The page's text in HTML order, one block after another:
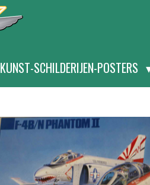
KUNST-SCHILDERIJEN-POSTERS